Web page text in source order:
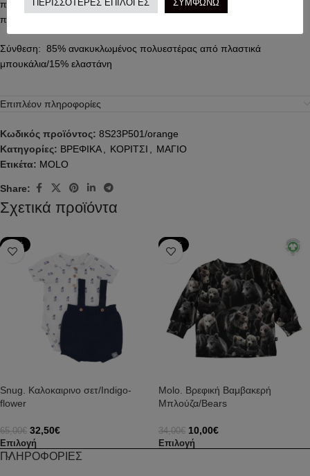
που ανακυκλώνεται από απόβλητα μετά την κατανάλωση και είναι
πιστοποιημένο από την Ecocert Greenlife, Αριθμός Άδειας. 19749
Σύνθεση: 85% ανακυκλωμένος πολυεστέρας από πλαστικά
μπουκάλια/15% ελαστάνη
Επιπλέον πληροφορίες
Κωδικός προϊόντος: 8S23P501/orange
Κατηγορίες: ΒΡΕΦΙΚΑ, ΚΟΡΙΤΣΙ , ΜΑΓΙΟ
Ετικέτα: MOLO
Share:
Σχετικά προϊόντα
-50%
Snug. Καλοκαιρινο σετ/Indigo-
flower
65,00€ 32,50€
Επιλογή
-71%
Molo. Βρεφική Βαμβακερή
Μπλούζα/Bears
34,00€ 10,00€
Επιλογή
ΠΛΗΡΟΦΟΡΙΕΣ
ΠΕΡΙΣΣΟΤΕΡΕΣ ΕΠΙΛΟΓΕΣ ΣΥΜΦΩΝΩ